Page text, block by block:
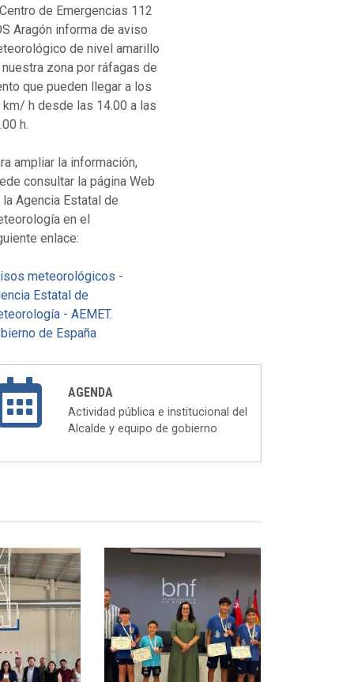
de Emergencias 112
Aragón informa de aviso
de nivel amarillo
nuestra zona por ráfagas de
que pueden llegar a los
km/ h desde las 14.00 a las
h.
ampliar la información,
consultar la página Web
la Agencia Estatal de
en el
enlace:
meteorológicos -
Estatal de
- AEMET.
de España
AGENDA
Actividad pública e institucional del
Alcalde y equipo de gobierno